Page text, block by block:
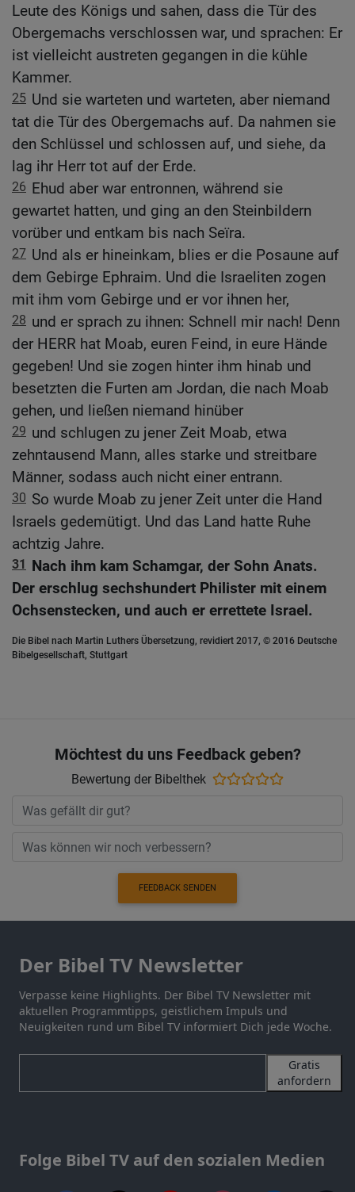
Leute des Königs und sahen, dass die Tür des
Obergemachs verschlossen war, und sprachen: Er
ist vielleicht austreten gegangen in die kühle
Kammer.
25 Und sie warteten und warteten, aber niemand
tat die Tür des Obergemachs auf. Da nahmen sie
den Schlüssel und schlossen auf, und siehe, da
lag ihr Herr tot auf der Erde.
26 Ehud aber war entronnen, während sie
gewartet hatten, und ging an den Steinbildern
vorüber und entkam bis nach Seïra.
27 Und als er hineinkam, blies er die Posaune auf
dem Gebirge Ephraim. Und die Israeliten zogen
mit ihm vom Gebirge und er vor ihnen her,
28 und er sprach zu ihnen: Schnell mir nach! Denn
der HERR hat Moab, euren Feind, in eure Hände
gegeben! Und sie zogen hinter ihm hinab und
besetzten die Furten am Jordan, die nach Moab
gehen, und ließen niemand hinüber
29 und schlugen zu jener Zeit Moab, etwa
zehntausend Mann, alles starke und streitbare
Männer, sodass auch nicht einer entrann.
30 So wurde Moab zu jener Zeit unter die Hand
Israels gedemütigt. Und das Land hatte Ruhe
achtzig Jahre.
31 Nach ihm kam Schamgar, der Sohn Anats.
Der erschlug sechshundert Philister mit einem
Ochsenstecken, und auch er errettete Israel.
Die Bibel nach Martin Luthers Übersetzung, revidiert 2017, © 2016 Deutsche
Bibelgesellschaft, Stuttgart
Möchtest du uns Feedback geben?
Bewertung der Bibelthek
FEEDBACK SENDEN
Der Bibel TV Newsletter
Verpasse keine Highlights. Der Bibel TV Newsletter mit
aktuellen Programmtipps, geistlichem Impuls und
Neuigkeiten rund um Bibel TV informiert Dich jede Woche.
Gratis
anfordern
Folge Bibel TV auf den sozialen Medien